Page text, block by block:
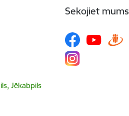
Jēkabpils
Sekojiet mums